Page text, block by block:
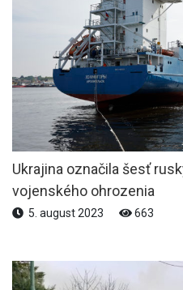
Ukrajina označila šesť
vojenského ohrozenia
5. august 2023 663